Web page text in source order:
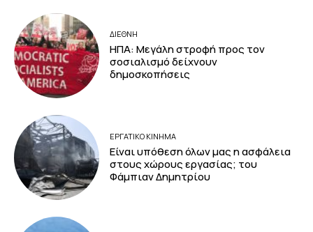
ΔΙΕΘΝΗ
ΗΠΑ: Μεγάλη στροφή προς τον
σοσιαλισμό δείχνουν
δημοσκοπήσεις
ΕΡΓΑΤΙΚΟ ΚΙΝΗΜΑ
Είναι υπόθεση όλων μας η ασφάλεια
στους χώρους εργασίας; του
Φάμπιαν Δημητρίου